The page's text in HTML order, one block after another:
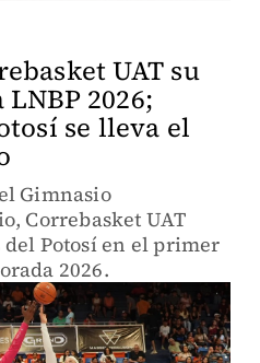
UAT su
2026;
se lleva el
Gimnasio
Correbasket UAT
del Potosí en el primer
2026.